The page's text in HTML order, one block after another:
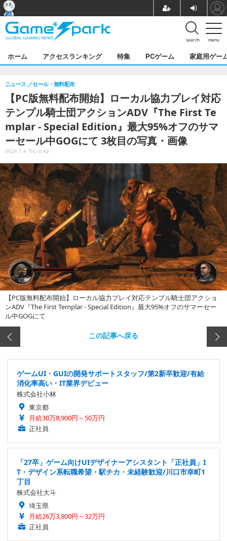
menu
search
ホーム アクセスランキング 特集 PCゲーム 家庭用ゲー
【PC版無料配布開始】ローカル協力プレイ対応
テンプル騎士団アクションADV『The First Te
mplar - Special Edition』最大95%オフのサマ
ーセール中GOGにて 3枚目の写真・画像
ニュース セール・無料配布
2024.7.4 Thu 0:42
【PC版無料配布開始】ローカル協力プレイ対応テンプル騎士団アクショ
ンADV『The First Templar - Special Edition』最大95%オフのサマーセー
ル中GOGにて
この記事へ戻る
ゲームUI・GUIの開発サポートスタッフ/第2新卒歓迎/有給
消化率高い・IT業界デビュー
株式会社小林
東京都
月給30万8,900円～50万円
正社員
「27卒」ゲーム向けUIデザイナーアシスタント「正社員」I
T・デザイン系転職希望・駅チカ・未経験歓迎/川口市幸町1
丁目
株式会社大斗
埼玉県
月給26万3,900円～32万円
正社員